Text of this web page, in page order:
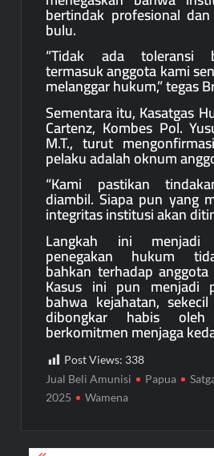
bertindak profesional
bulu.
“Tidak ada toleransi
termasuk anggota kami
melanggar hukum,” tegas
Sementara itu, Kasatgas
Cartenz, Kombes Pol.
M.T., turut
pelaku adalah oknum
“Kami pastikan
diambil. Siapa pun yang
integritas institusi akan
Langkah ini
penegakan hukum
bahkan terhadap
Kasus ini pun menjadi
bahwa kejahatan,
dibongkar habis
berkomitmen menjaga
Post Views: 338
Jual Beli Amunisi
Papua
2025
Wamena